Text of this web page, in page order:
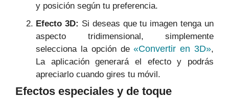
y posición según tu preferencia.
Efecto 3D: Si deseas que tu imagen tenga un
aspecto tridimensional, simplemente
selecciona la opción de«Convertir en 3D»,
La aplicación generará el efecto y podrás
apreciarlo cuando gires tu móvil.
Efectos especiales y de toque